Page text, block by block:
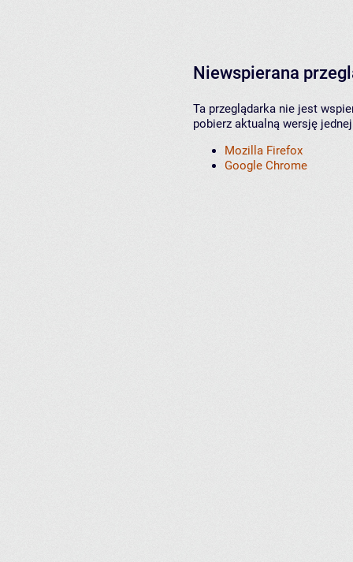
Niewspierana
Ta przeglądarka nie jest
pobierz aktualną wersję
Mozilla Firefox
Google Chrome